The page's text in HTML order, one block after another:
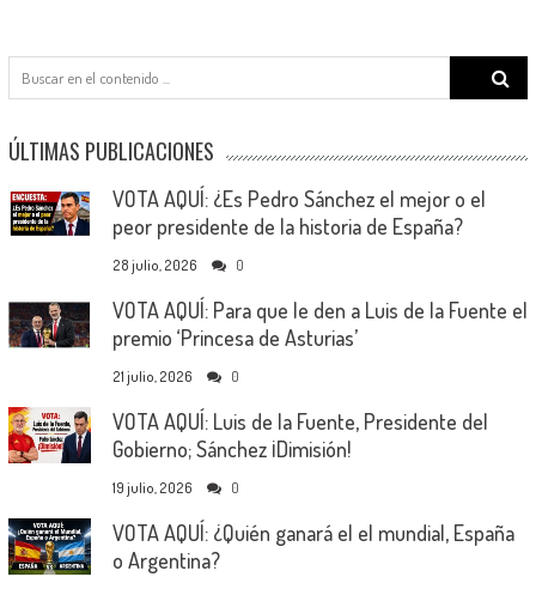
Search
for:
ÚLTIMAS PUBLICACIONES
VOTA AQUÍ: ¿Es Pedro Sánchez el mejor o el
peor presidente de la historia de España?
28 julio, 2026 0
VOTA AQUÍ: Para que le den a Luis de la Fuente el
premio ‘Princesa de Asturias’
21 julio, 2026 0
VOTA AQUÍ: Luis de la Fuente, Presidente del
Gobierno; Sánchez ¡Dimisión!
19 julio, 2026 0
VOTA AQUÍ: ¿Quién ganará el el mundial, España
o Argentina?